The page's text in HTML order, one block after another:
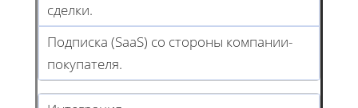
сделки.
Подписка (SaaS) со стороны компании-
покупателя.